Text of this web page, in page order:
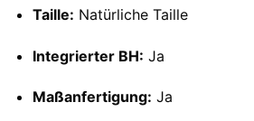
Taille: Natürliche Taille
Integrierter BH: Ja
Maßanfertigung: Ja